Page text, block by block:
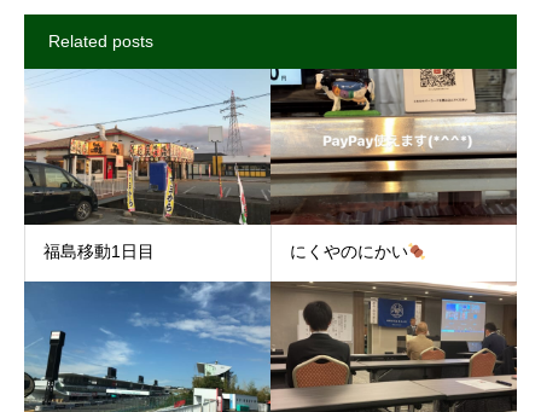
Related posts
福島移動1日目 にくやのにかい